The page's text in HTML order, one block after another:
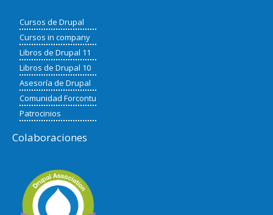
Cursos de Drupal
Cursos in company
Libros de Drupal 11
Libros de Drupal 10
Asesoría de Drupal
Comunidad Forcontu
Patrocinios
Colaboraciones